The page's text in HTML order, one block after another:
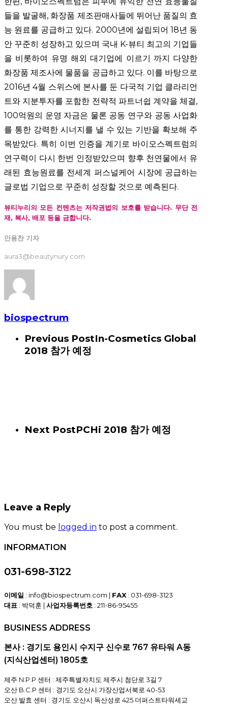
들을 발굴해, 화장품 제조판매사들에 뛰어난 품질의 효
능 원료를 공급하고 있다. 2000년에 설립되어 18년 동
안 꾸준히 성장하고 있으며 국내 K-뷰티 최고의 기업들
을 비롯하여 유명 해외 대기업에 이르기 까지 다양한
화장품 제조사에 물품을 공급하고 있다. 이를 바탕으로
2016년 4월 스위스에 본사를 둔 다국적 기업 클라리언
트와 지분투자를 포함한 전략적 파트너쉽 계약을 체결,
100억원의 운영 자금은 물론 공동 연구와 공동 사업화
를 통한 강력한 시너지를 낼 수 있는 기반을 확보해 주
목받았다. 특히 이번 인증을 계기로 바이오스펙트럼의
연구력이 다시 한번 인정받았으며 향후 천연물에서 유
래된 효능원료를 전세계 퍼스널케어 시장에 공급하는
글로법 기업으로 꾸준히 성장할 것으로 예측된다.
뷰티누리의 모든 컨텐츠는 저작권법의 보호를 받습니다. 무단 전
재, 복사, 배포 등을 금합니다.
안용찬 기자
aura3@beautynury.com
biospectrum
Previous PostIn-Cosmetics Global
2018 참가 예정
Next PostPCHi 2018 참가 예정
Leave a Reply
You must be logged in to post a comment.
INFORMATION
031-698-3122
이메일 : info@biospectrum.com | FAX : 031-698-3123
대표 : 박덕훈 | 사업자등록번호 : 211-86-95455
BUSINESS ADDRESS
본사 : 경기도 용인시 수지구 신수로 767 유타워 A동
(지식산업센터) 1805호
제주 N.P.P 센터 : 제주특별자치도 제주시 첨단로 3길 7
오산 B.C.P 센터 : 경기도 오산시 가장산업서북로 40-53
오산 발효 센터 : 경기도 오산시 독산성로 425 더퍼스트타워세교